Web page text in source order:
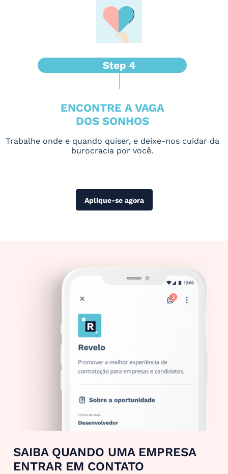
ENCONTRE A VAGA
DOS SONHOS
Trabalhe onde e quando quiser, e deixe-nos cuidar da
burocracia por você.
Aplique-se agora
SAIBA QUANDO UMA EMPRESA
ENTRAR EM CONTATO